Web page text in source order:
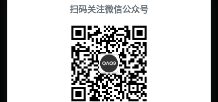
扫码关注微信公众号